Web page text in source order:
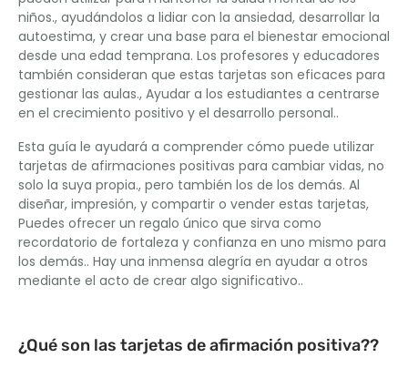
niños., ayudándolos a lidiar con la ansiedad, desarrollar la
autoestima, y crear una base para el bienestar emocional
desde una edad temprana. Los profesores y educadores
también consideran que estas tarjetas son eficaces para
gestionar las aulas., Ayudar a los estudiantes a centrarse
en el crecimiento positivo y el desarrollo personal..
Esta guía le ayudará a comprender cómo puede utilizar
tarjetas de afirmaciones positivas para cambiar vidas, no
solo la suya propia., pero también los de los demás. Al
diseñar, impresión, y compartir o vender estas tarjetas,
Puedes ofrecer un regalo único que sirva como
recordatorio de fortaleza y confianza en uno mismo para
los demás.. Hay una inmensa alegría en ayudar a otros
mediante el acto de crear algo significativo..
¿Qué son las tarjetas de afirmación positiva??